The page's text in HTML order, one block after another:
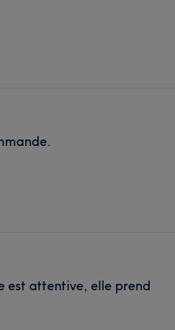
est attentive, elle prend